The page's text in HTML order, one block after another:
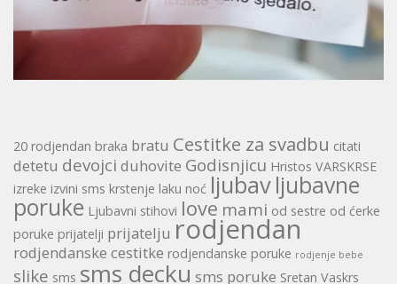
20 rodjendan braka bratu Cestitke za svadbu citati
detetu devojci duhovite Godisnjicu Hristos VARSKRSE
izreke izvini sms krstenje laku noć ljubavljubavne
poruke Ljubavni stihovi love mami od sestre od ćerke
poruke prijatelji prijatelju rodjendan
rodjendanske cestitke rodjendanske poruke rodjenje bebe
slike sms sms decku sms poruke Sretan Vaskrs